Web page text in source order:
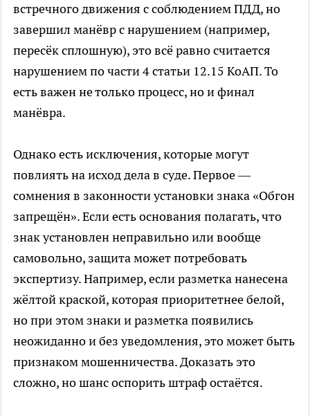
встречного движения с соблюдением ПДД, но
завершил манёвр с нарушением (например,
пересёк сплошную), это всё равно считается
нарушением по части 4 статьи 12.15 КоАП. То
есть важен не только процесс, но и финал
манёвра.
Однако есть исключения, которые могут
повлиять на исход дела в суде. Первое —
сомнения в законности установки знака «Обгон
запрещён». Если есть основания полагать, что
знак установлен неправильно или вообще
самовольно, защита может потребовать
экспертизу. Например, если разметка нанесена
жёлтой краской, которая приоритетнее белой,
но при этом знаки и разметка появились
неожиданно и без уведомления, это может быть
признаком мошенничества. Доказать это
сложно, но шанс оспорить штраф остаётся.